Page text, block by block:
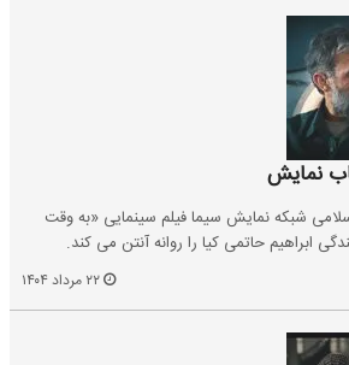
نمایش
شبکه نمایش سیما فیلم‌ سینمایی «به وقت
ابراهیم حاتمی کیا را روانه آنتن می کند.